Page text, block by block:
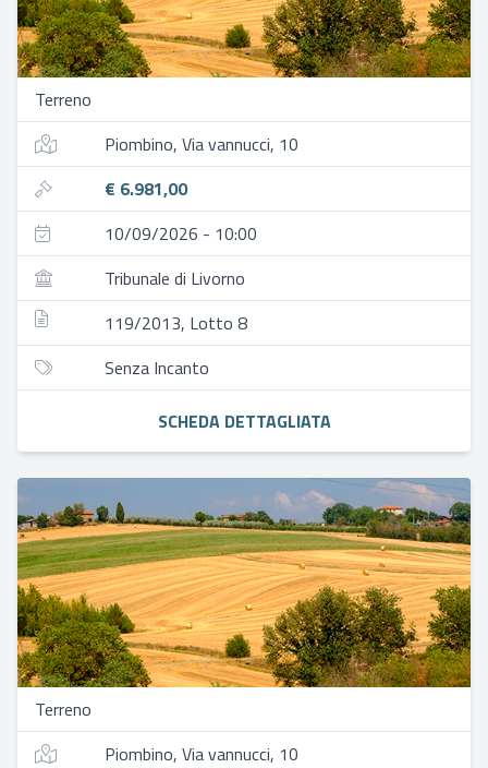
Terreno
Piombino, Via vannucci, 10
€ 6.981,00
10/09/2026 - 10:00
Tribunale di Livorno
119/2013, Lotto 8
Senza Incanto
SCHEDA DETTAGLIATA
Terreno
Piombino, Via vannucci, 10